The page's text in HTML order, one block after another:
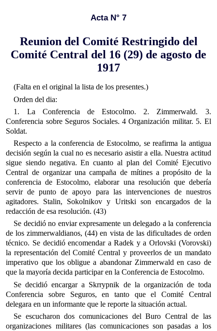
Acta N° 7
Reunion del Comité Restringido del
Comité Central del 16 (29) de agosto de
1917
(Falta en el original la lista de los presentes.)
Orden del dia:
1. La Conferencia de Estocolmo. 2. Zimmerwald. 3.
Conferencia sobre Seguros Sociales. 4 Organización militar. 5. El
Soldat.
Respecto a la conferencia de Estocolmo, se reafirma la antigua
decisión según la cual no es necesario asistir a ella. Nuestra actitud
sigue siendo negativa. En cuanto al plan del Comité Ejecutivo
Central de organizar una campaña de mítines a propósito de la
conferencia de Estocolmo, elaborar una resolución que debería
servir de punto de apoyo para las intervenciones de nuestros
agitadores. Stalin, Sokolnikov y Uritski son encargados de la
redacción de esa resolución. (43)
Se decidió no enviar expresamente un delegado a la conferencia
de los zimmerwaldianos, (44) en vista de las dificultades de orden
técnico. Se decidió encomendar a Radek y a Orlovski (Vorovski)
la representación del Comité Central y proveerlos de un mandato
imperativo que los obligue a abandonar Zimmerwald en caso de
que la mayoría decida participar en la Conferencia de Estocolmo.
Se decidió encargar a Skrrypnik de la organización de toda
Conferencia sobre Seguros, en tanto que el Comité Central
delegara en un informante que le reporte la situación actual.
Se escucharon dos comunicaciones del Buro Central de las
organizaciones militares (las comunicaciones son pasadas a los